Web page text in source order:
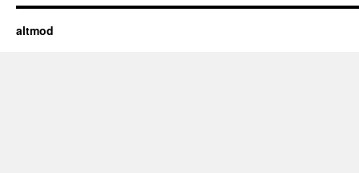
altmod